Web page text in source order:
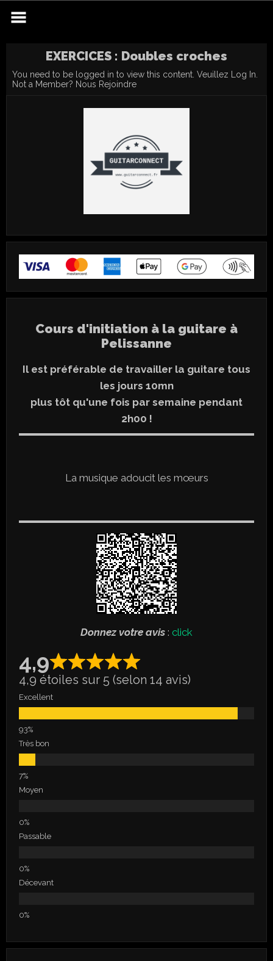
content
EXERCICES : Doubles croches
You need to be logged in to view this content. Veuillez Log In
Not a Member? Nous Rejoindre
Cours d'initiation à la guitare à
Pelissanne
Il est préférable de travailler la guitare tous
les jours 10mn
plus tôt qu'une fois par semaine pendant
2h00 !
La musique adoucit les mœurs
Donnez votre avis : click
4,9
4,9 étoiles sur 5 (selon 14 avis)
Excellent
Très bon
Moyen
Passable
Décevant